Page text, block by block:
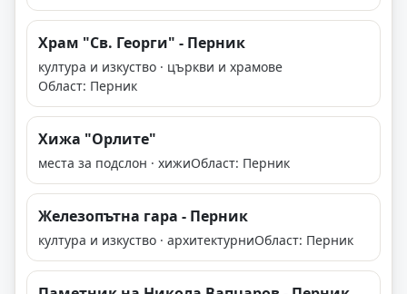
Храм "Св. Георги" - Перник
култура и изкуство · църкви и храмове
Област: Перник
Хижа "Орлите"
места за подслон · хижиОбласт: Перник
Железопътна гара - Перник
култура и изкуство · архитектурниОбласт: Перник